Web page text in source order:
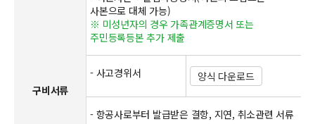
구비서류
사본으로 대체 가능)
※ 미성년자의 경우 가족관계증명서 또는
주민등록등본 추가 제출
- 사고경위서 양식 다운로드
- 항공사로부터 발급받은 결항, 지연, 취소관련 서류